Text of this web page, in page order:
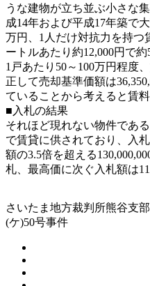
うな建物が立ち並ぶ小さな
成14年および平成17年築で
万円、1人だけ対抗力を持つ
ートルあたり約12,000円で
1戸あたり50～100万円程度
正して売却基準価額は
ていることから考えると賃
■入札の結果
それほど現れない物件であ
で賃貸に供されており、入
額の3.5倍を超える
札、最高価に次ぐ入札額は
さいたま地方裁判所熊谷支
(ケ)50号事件